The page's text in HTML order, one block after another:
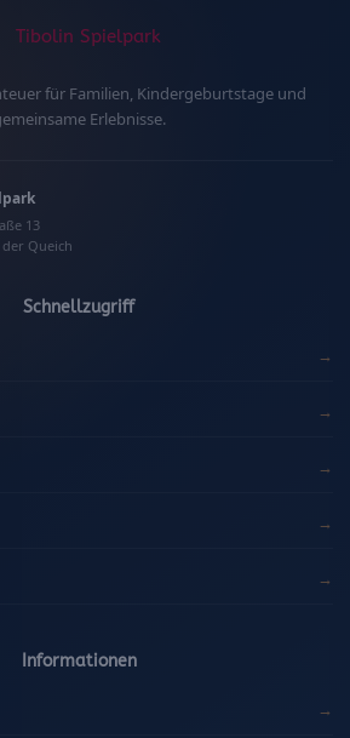
für Familien, Kindergeburtstage und
Erlebnisse.
13
Queich
Schnellzugriff
→
→
→
→
→
Informationen
→